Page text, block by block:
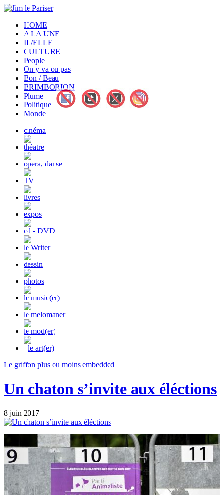
HOME
A LA UNE
IL/ELLE
CULTURE
People
On y va ou pas
Bon / Beau
BRIMBORION
Plume
Politique
Monde
cinéma
théatre
opera, danse
TV
livres
expos
cd - DVD
le Writer
dessin
photos
le music(er)
le melomaner
le mod(er)
le art(er)
Le griffon plus ou moins embedded
Un chaton s’invite aux éléctions
8 juin 2017